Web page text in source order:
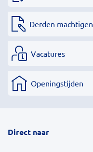
Derden machtigen
Vacatures
Openingstijden
Direct naar